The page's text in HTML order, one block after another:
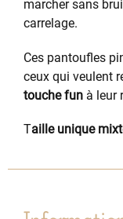
marcher sans
carrelage.
Ces pantoufles
ceux qui veulent
touche fun à leur
Taille unique